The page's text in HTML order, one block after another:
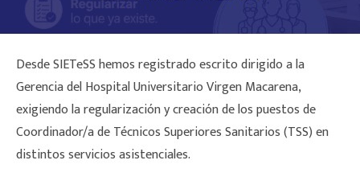
Desde SIETeSS hemos registrado escrito dirigido a la
Gerencia del Hospital Universitario Virgen Macarena,
exigiendo la regularización y creación de los puestos de
Coordinador/a de Técnicos Superiores Sanitarios (TSS) en
distintos servicios asistenciales.